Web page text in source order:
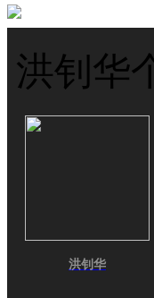
洪钊华
洪钊华